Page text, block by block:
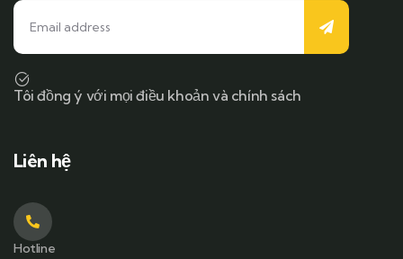
Tôi đồng ý với mọi điều khoản và chính sách
Liên hệ
Hotline